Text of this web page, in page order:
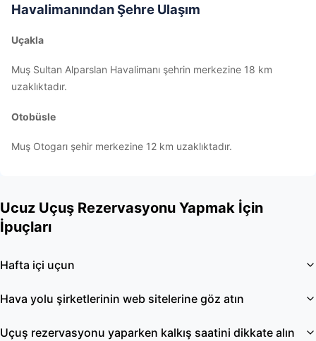
Havalimanından Şehre Ulaşım
Uçakla
Muş Sultan Alparslan Havalimanı şehrin merkezine 18 km
uzaklıktadır.
Otobüsle
Muş Otogarı şehir merkezine 12 km uzaklıktadır.
Ucuz Uçuş Rezervasyonu Yapmak İçin
İpuçları
Hafta içi uçun
Hava yolu şirketlerinin web sitelerine göz atın
Uçuş rezervasyonu yaparken kalkış saatini dikkate alın